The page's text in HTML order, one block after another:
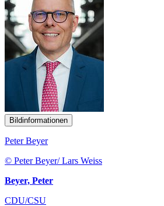
Bildinformationen
Peter Beyer
© Peter Beyer/ Lars Weiss
Beyer, Peter
CDU/CSU